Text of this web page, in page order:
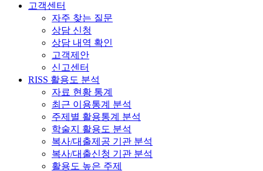
고객센터
자주 찾는 질문
상담 신청
상담 내역 확인
고객제안
신고센터
RISS 활용도 분석
자료 현황 통계
최근 이용통계 분석
주제별 활용통계 분석
학술지 활용도 분석
복사/대출제공 기관 분석
복사/대출신청 기관 분석
활용도 높은 주제